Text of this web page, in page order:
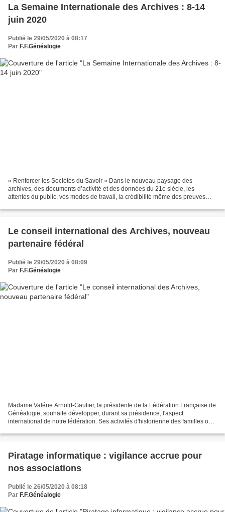
La Semaine Internationale des Archives : 8-14
juin 2020
Publié le 29/05/2020 à 08:17
Par F.F.Généalogie
« Renforcer les Sociétés du Savoir » Dans le nouveau paysage des
archives, des documents d’activité et des données du 21e siècle, les
attentes du public, vos modes de travail, la crédibilité même des preuves
Le conseil international des Archives, nouveau
partenaire fédéral
Publié le 29/05/2020 à 08:09
Par F.F.Généalogie
Madame Valérie Arnold-Gautier, la présidente de la Fédération Française de
Généalogie, souhaite développer, durant sa présidence, l'aspect
international de notre fédération. Ses activités d'historienne des familles ont
Piratage informatique : vigilance accrue pour
nos associations
Publié le 26/05/2020 à 08:18
Par F.F.Généalogie